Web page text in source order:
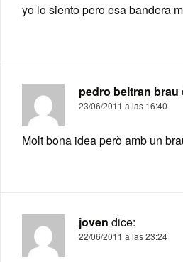
yo lo siento pero esa bandera
pedro beltran brau
23/06/2011 a las 16:40
Molt bona idea però amb un
joven dice:
22/06/2011 a las 23:24